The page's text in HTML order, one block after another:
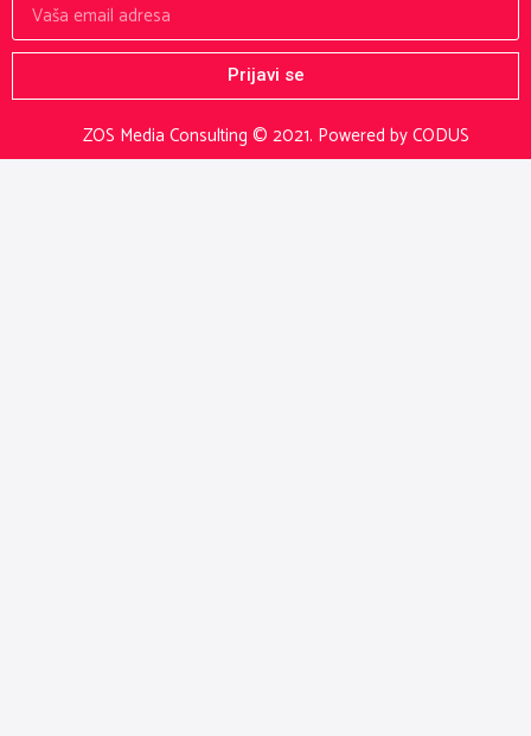
ZOS Media Consulting © 2021. Powered by CODUS
Prijavi se